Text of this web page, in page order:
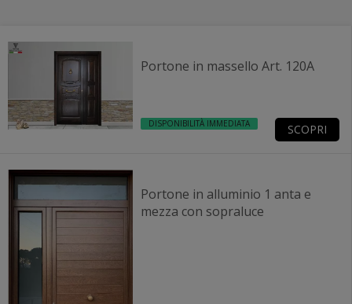
Portone in massello Art. 120A
DISPONIBILITÀ IMMEDIATA SCOPRI
Portone in alluminio 1 anta e
mezza con sopraluce